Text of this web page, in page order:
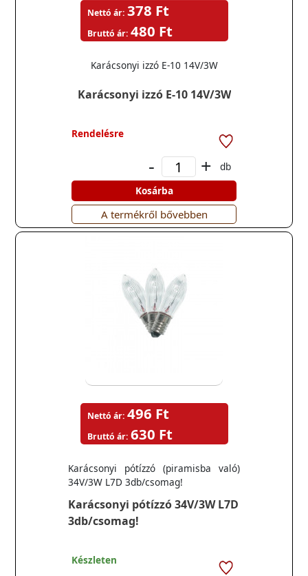
Karácsonyi izzó E-10 14V/3W
Karácsonyi izzó E-10 14V/3W
Nettó ár: 378 Ft
Bruttó ár: 480 Ft
Rendelésre
- +
db
Kosárba
A termékről bővebben
Karácsonyi pótízzó 34V/3W L7D
3db/csomag!
Karácsonyi pótízzó (piramisba való)
34V/3W L7D 3db/csomag!
Nettó ár: 496 Ft
Bruttó ár: 630 Ft
Készleten